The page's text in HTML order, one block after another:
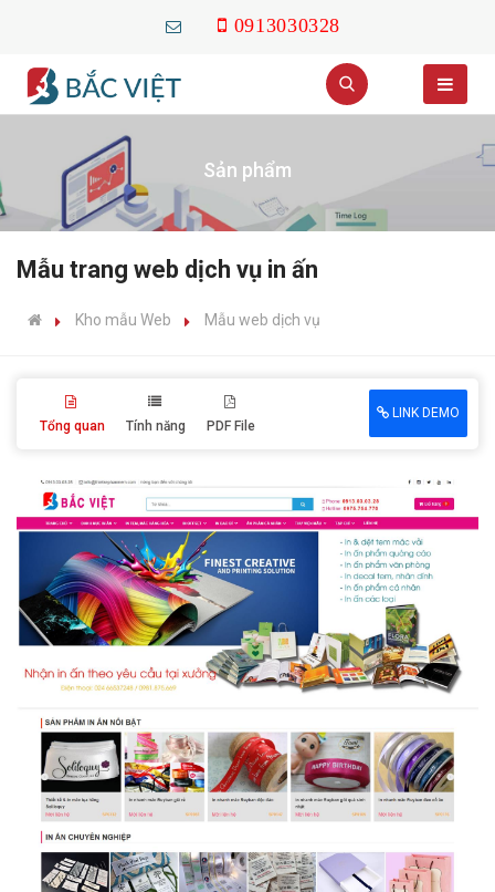
0913030328
Sản phẩm
Mẫu trang web dịch vụ in ấn
Kho mẫu Web Mẫu web dịch vụ
Tổng quan Tính năng PDF File
LINK DEMO